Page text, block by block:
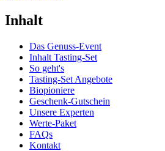
Inhalt
Das Genuss-Event
Inhalt Tasting-Set
So geht's
Tasting-Set Angebote
Biopioniere
Geschenk-Gutschein
Unsere Experten
Werte-Paket
FAQs
Kontakt